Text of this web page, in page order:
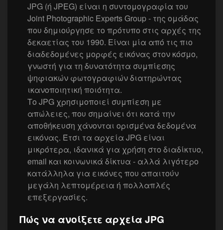
JPG (ή JPEG) είναι η συντομογραφία του
Joint Photographic Experts Group - της ομάδας
που δημιούργησε το πρότυπο στις αρχές της
δεκαετίας του 1990. Είναι μία από τις πιο
διαδεδομένες μορφές εικόνας στον κόσμο,
γνωστή για τη δυνατότητα συμπίεσης
ψηφιακών φωτογραφιών διατηρώντας
ικανοποιητική ποιότητα.
Το JPG χρησιμοποιεί συμπίεση με
απώλειες, που σημαίνει ότι κατά την
αποθήκευση χάνονται ορισμένα δεδομένα
εικόνας. Έτσι τα αρχεία JPG είναι
μικρότερα, ιδανικά για χρήση στο διαδίκτυο,
email και κοινωνικά δίκτυα - αλλά λιγότερο
κατάλληλα για εικόνες που απαιτούν
μεγάλη λεπτομέρεια ή πολλαπλές
επεξεργασίες.
Πώς να ανοίξετε αρχεία JPG